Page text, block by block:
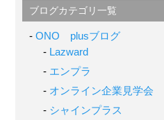
ブログカテゴリ一覧
ONO plusブログ
Lazward
エンプラ
オンライン企業見学会
シャインプラス